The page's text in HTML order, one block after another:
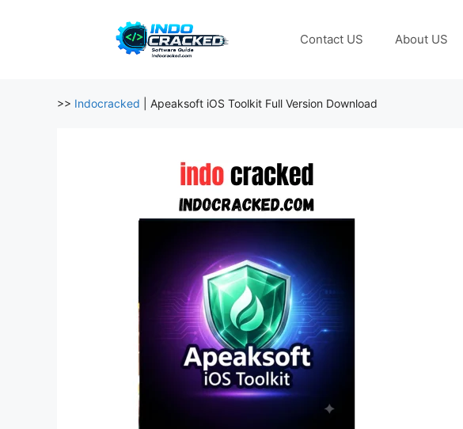
Contact US About US
>> Indocracked Apeaksoft iOS Toolkit Full Version Download